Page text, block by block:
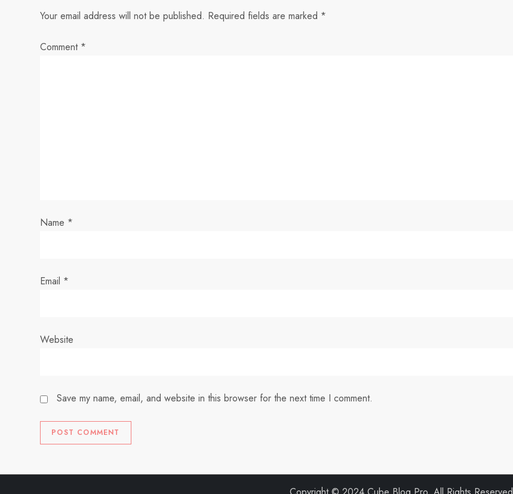
a
i
n
Your email address will not be published. Required fields are marked *
Comment *
Name *
Email *
Website
Save my name, email, and website in this browser for the next time I comment.